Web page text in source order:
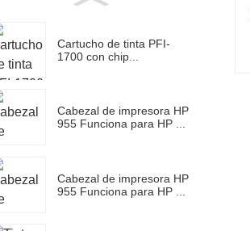
Cartucho de tinta PFI-
1700 con chip...
Cabezal de impresora HP
955 Funciona para HP ...
Cabezal de impresora HP
955 Funciona para HP ...